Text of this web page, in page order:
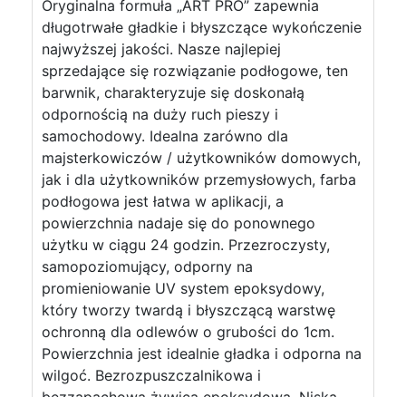
Oryginalna formuła „ART PRO” zapewnia
długotrwałe gładkie i błyszczące wykończenie
najwyższej jakości. Nasze najlepiej
sprzedające się rozwiązanie podłogowe, ten
barwnik, charakteryzuje się doskonałą
odpornością na duży ruch pieszy i
samochodowy. Idealna zarówno dla
majsterkowiczów / użytkowników domowych,
jak i dla użytkowników przemysłowych, farba
podłogowa jest łatwa w aplikacji, a
powierzchnia nadaje się do ponownego
użytku w ciągu 24 godzin. Przezroczysty,
samopoziomujący, odporny na
promieniowanie UV system epoksydowy,
który tworzy twardą i błyszczącą warstwę
ochronną dla odlewów o grubości do 1cm.
Powierzchnia jest idealnie gładka i odporna na
wilgoć. Bezrozpuszczalnikowa i